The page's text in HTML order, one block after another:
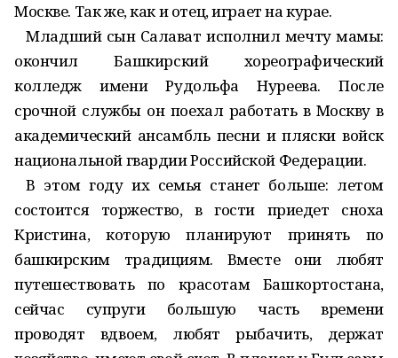
Москве. Так же, как и отец, играет на курае.
Младший сын Салават исполнил мечту мамы:
окончил Башкирский хореографический
колледж имени Рудольфа Нуреева. После
срочной службы он поехал работать в Москву в
академический ансамбль песни и пляски войск
национальной гвардии Российской Федерации.
В этом году их семья станет больше: летом
состоится торжество, в гости приедет сноха
Кристина, которую планируют принять по
башкирским традициям. Вместе они любят
путешествовать по красотам Башкортостана,
сейчас супруги большую часть времени
проводят вдвоем, любят рыбачить, держат